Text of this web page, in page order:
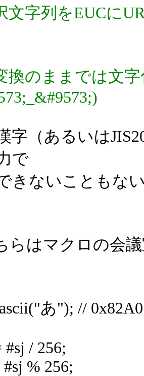
文字列をEUCに
換のままでは文
字（あるいは
で
きないこともな
らはマクロの会
あ"); // 0x82A0
#sj / 256;
% 256;